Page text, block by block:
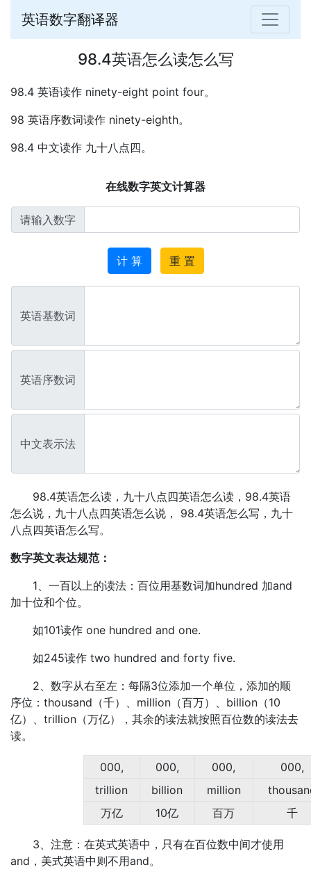
英语数字翻译器
98.4英语怎么读怎么写
98.4 英语读作 ninety-eight point four。
98 英语序数词读作 ninety-eighth。
98.4 中文读作 九十八点四。
在线数字英文计算器
请输入数字
计 算 重 置
英语基数词
英语序数词
中文表示法
98.4英语怎么读，九十八点四英语怎么读，98.4英语
怎么说，九十八点四英语怎么说， 98.4英语怎么写，九十
八点四英语怎么写。
数字英文表达规范：
1、一百以上的读法：百位用基数词加hundred 加and
加十位和个位。
如101读作 one hundred and one.
如245读作 two hundred and forty five.
2、数字从右至左：每隔3位添加一个单位，添加的顺
序位：thousand（千）、million（百万）、billion（10
亿）、trillion（万亿），其余的读法就按照百位数的读法去
读。
000, 000, 000,
000,
trillion
billion million
万亿
10亿 百万 千
3、注意：在英式英语中，只有在百位数中间才使用
and，美式英语中则不用and。